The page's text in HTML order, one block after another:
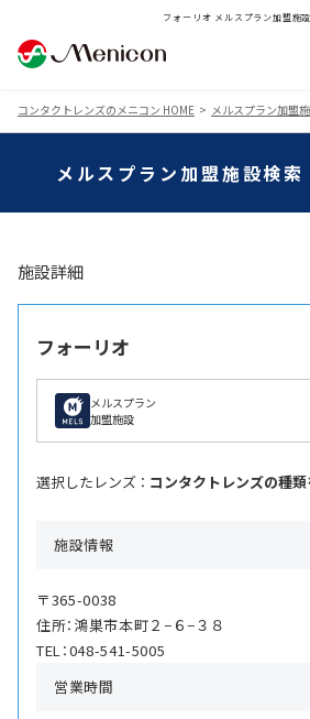
フォーリオ メルスプラン加盟施
コンタクトレンズのメニコン HOME メルスプラン加盟
メルスプラン加盟施設検
施設詳細
フォーリオ
メルスプラン
加盟施設
選択したレンズ ： コンタクトレンズの種
施設情報
〒365-0038
住所：鴻巣市本町２−６−３８
TEL：048-541-5005
営業時間